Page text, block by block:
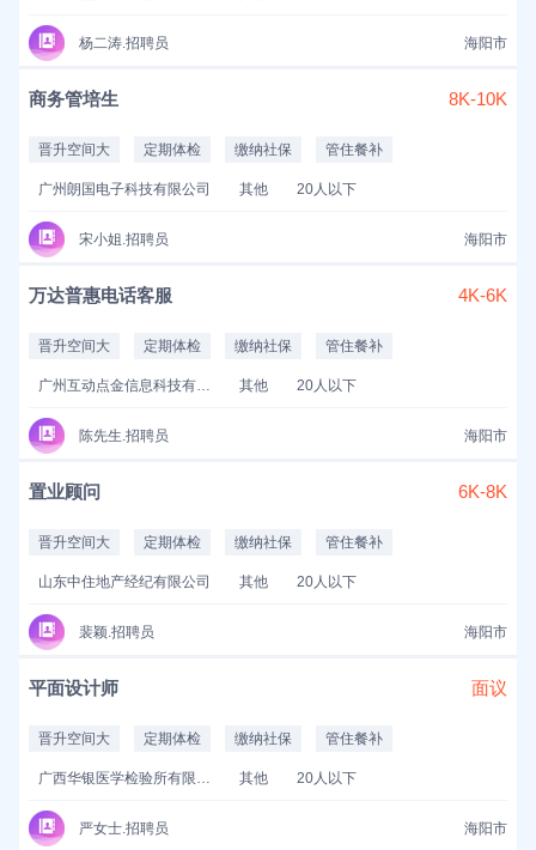
杨二涛.招聘员 海阳市
商务管培生 8K-10K
晋升空间大 定期体检 缴纳社保 管住餐补
广州朗国电子科技有限公司 其他 20人以下
宋小姐.招聘员 海阳市
万达普惠电话客服 4K-6K
晋升空间大 定期体检 缴纳社保 管住餐补
广州互动点金信息科技有限公司 其他 20人以下
陈先生.招聘员 海阳市
置业顾问 6K-8K
晋升空间大 定期体检 缴纳社保 管住餐补
山东中住地产经纪有限公司 其他 20人以下
裴颖.招聘员 海阳市
平面设计师 面议
晋升空间大 定期体检 缴纳社保 管住餐补
广西华银医学检验所有限公司 其他 20人以下
严女士.招聘员 海阳市